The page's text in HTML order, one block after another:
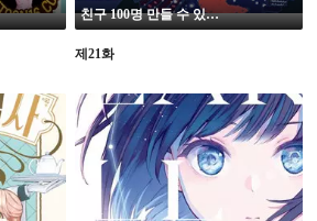
친구 100명 만들 수 있을까
제21화